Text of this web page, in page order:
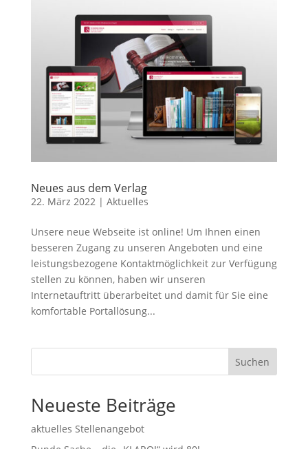
Neues aus dem Verlag
22. März 2022| Aktuelles
Unsere neue Webseite ist online! Um Ihnen einen
besseren Zugang zu unseren Angeboten und eine
leistungsbezogene Kontaktmöglichkeit zur Verfügung
stellen zu können, haben wir unseren
Internetauftritt überarbeitet und damit für Sie eine
komfortable Portallösung...
Suchen
Neueste Beiträge
aktuelles Stellenangebot